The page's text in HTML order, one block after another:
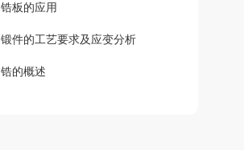
锆板的应用
锻件的工艺要求及应变分析
锆的概述